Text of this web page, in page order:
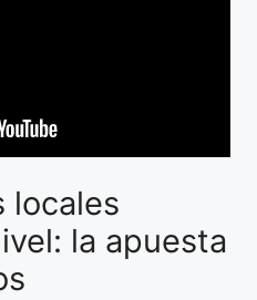
locales
la apuesta